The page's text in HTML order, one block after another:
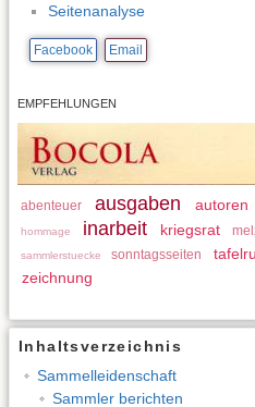
Seitenanalyse
Facebook Email
EMPFEHLUNGEN
abenteuer ausgaben autoren
hommage inarbeit kriegsrat
sammlerstuecke sonntagsseiten
zeichnung
Inhaltsverzeichnis
Sammelleidenschaft
Sammler berichten